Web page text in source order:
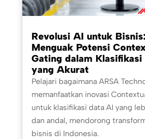
Revolusi AI untuk Bisnis:
Menguak Potensi
Gating dalam Klasifikasi
yang Akurat
Pelajari bagaimana ARSA
memanfaatkan inovasi
untuk klasifikasi data AI yang
dan andal, mendorong
bisnis di Indonesia.